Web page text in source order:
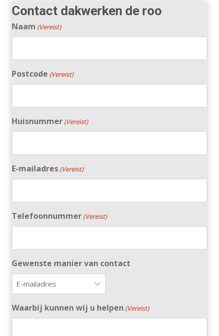
Contact dakwerken de roo
Naam (Vereist)
Postcode (Vereist)
Huisnummer (Vereist)
E-mailadres (Vereist)
Telefoonnummer (Vereist)
Gewenste manier van contact
Waarbij kunnen wij u helpen (Vereist)